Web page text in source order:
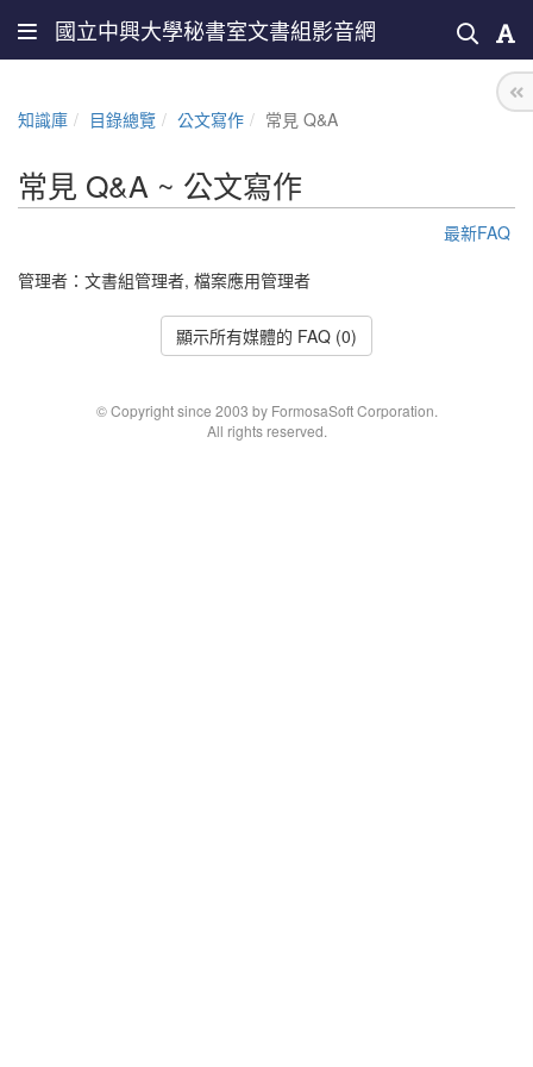
國立中興大學秘書室文書組影音網
知識庫 目錄總覽 公文寫作 常見 Q&A
常見 Q&A ~ 公文寫作
最新FAQ
管理者： 文書組管理者, 檔案應用管理者
顯示所有媒體的 FAQ (0)
© Copyright since 2003 by FormosaSoft Corporation.
All rights reserved.